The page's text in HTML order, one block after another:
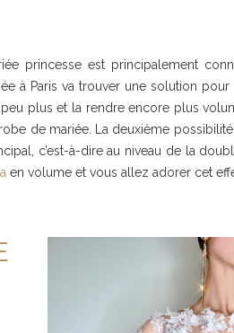
princesse est principalement
à Paris va trouver une solution pour
plus et la rendre encore plus
de mariée. La deuxième
c’est-à-dire au niveau de la
en volume et vous allez adorer cet